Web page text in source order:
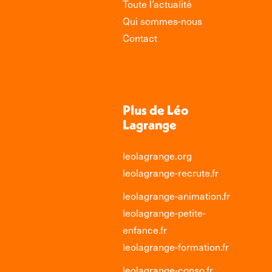
Toute l’actualité
Qui sommes-nous
Contact
Plus de Léo
Lagrange
leolagrange.org
leolagrange-recrute.fr
leolagrange-animation.fr
leolagrange-petite-
enfance.fr
leolagrange-formation.fr